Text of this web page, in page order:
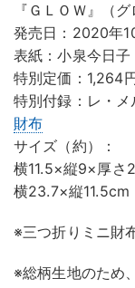
『ＧＬＯＷ』（
発売日：2020年
表紙：小泉今日子
特別定価：1,264
特別付録：レ・
財布
サイズ（約）：
横11.5×縦9×厚さ
横23.7×縦11.5cm
※三つ折りミニ財
※総柄生地のため